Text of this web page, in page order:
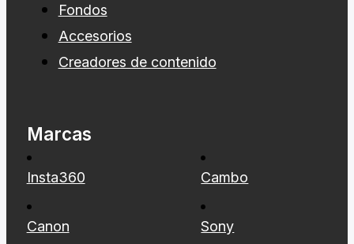
Fondos
Accesorios
Creadores de contenido
Marcas
Insta360 Cambo
Canon Sony